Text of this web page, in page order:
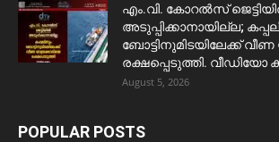
​എം.വി. കോറൽസ്
അടുപ്പിക്കാനായില്ല;
ബോട്ടിനുമിടയിലേക്ക്
രക്ഷപ്പെടുത്തി. വീഡിയോ
August 5, 2026
POPULAR POSTS